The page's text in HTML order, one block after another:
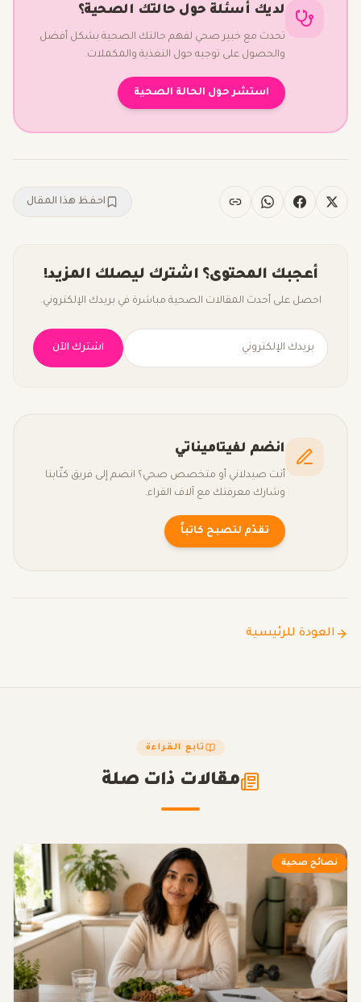
لديك أسئلة حول حالتك الصحية؟
تحدث مع خبير صحي لفهم حالتك الصحية بشكل أفضل
والحصول على توجيه حول التغذية والمكملات.
استشر حول الحالة الصحية
احفظ هذا المقال
أعجبك المحتوى؟ اشترك ليصلك المزيد!
احصل على أحدث المقالات الصحية مباشرة في بريدك الإلكتروني.
اشترك الآن
انضم لفيتاميناتي
أنت صيدلاني أو متخصص صحي؟ انضم إلى فريق كتّابنا
وشارك معرفتك مع آلاف القراء.
تقدّم لتصبح كاتباً
العودة للرئيسية
تابع القراءة
مقالات ذات صلة
نصائح صحية